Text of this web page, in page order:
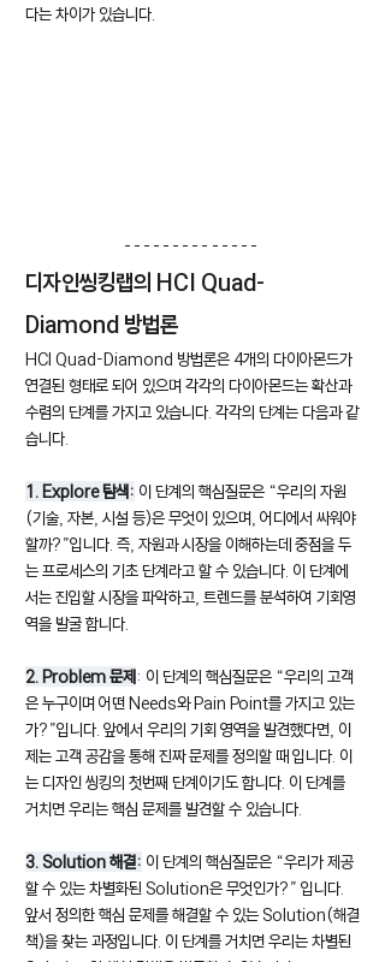
다는 차이가 있습니다.
디자인씽킹랩의 HCI Quad-
Diamond 방법론
HCI Quad-Diamond 방법론은 4개의 다이아몬드가
연결된 형태로 되어 있으며 각각의 다이아몬드는 확산과
수렴의 단계를 가지고 있습니다. 각각의 단계는 다음과 같
습니다.
1. Explore 탐색: 이 단계의 핵심질문은 “우리의 자원
(기술, 자본, 시설 등)은 무엇이 있으며, 어디에서 싸워야
할까?”입니다. 즉, 자원과 시장을 이해하는데 중점을 두
는 프로세스의 기초 단계라고 할 수 있습니다. 이 단계에
서는 진입할 시장을 파악하고, 트렌드를 분석하여 기회영
역을 발굴 합니다.
2. Problem 문제: 이 단계의 핵심질문은 “우리의 고객
은 누구이며 어떤 Needs와 Pain Point를 가지고 있는
가?”입니다. 앞에서 우리의 기회 영역을 발견했다면, 이
제는 고객 공감을 통해 진짜 문제를 정의할 때 입니다. 이
는 디자인 씽킹의 첫번째 단계이기도 합니다. 이 단계를
거치면 우리는 핵심 문제를 발견할 수 있습니다.
3. Solution 해결: 이 단계의 핵심질문은 “우리가 제공
할 수 있는 차별화된 Solution은 무엇인가?” 입니다.
앞서 정의한 핵심 문제를 해결할 수 있는 Solution(해결
책)을 찾는 과정입니다. 이 단계를 거치면 우리는 차별된